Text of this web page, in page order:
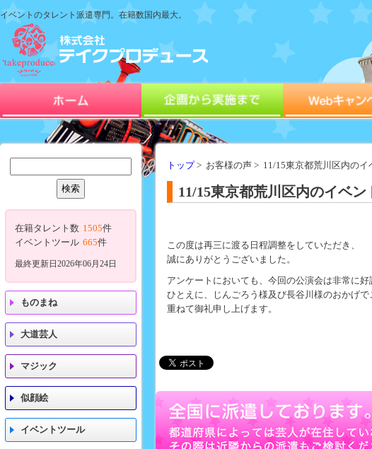
イベントのタレント派遣専門。在籍数国内最大。
トップ> お客様の声 > 11/15東京都荒川区内のイ
11/15東京都荒川区内のイベ
この度は再三に渡る日程調整をしていただき、
誠にありがとうございました。
アンケートにおいても、今回の公演会は非常に好
ひとえに、じんごろう様及び長谷川様のおかげで
重ねて御礼申し上げます。
在籍タレント数 1505件
イベントツール 665件
最終更新日2026年06月24日
ものまね
大道芸人
マジック
似顔絵
イベントツール